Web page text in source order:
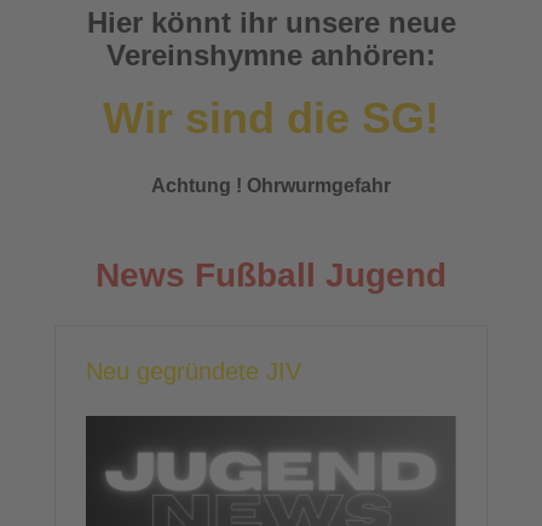
Hier könnt ihr unsere neue
Vereinshymne anhören:
Wir sind die SG!
Achtung ! Ohrwurmgefahr
News Fußball Jugend
Neu gegründete JIV